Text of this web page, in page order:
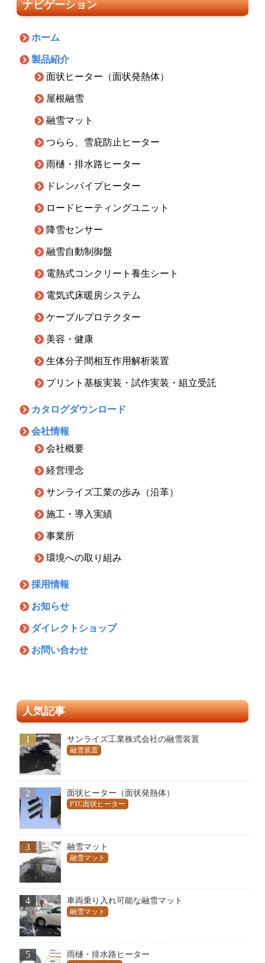
ナビゲーション
ホーム
製品紹介
面状ヒーター（面状発熱体）
屋根融雪
融雪マット
つらら、雪庇防止ヒーター
雨樋・排水路ヒーター
ドレンパイプヒーター
ロードヒーティングユニット
降雪センサー
融雪自動制御盤
電熱式コンクリート養生シート
電気式床暖房システム
ケーブルプロテクター
美容・健康
生体分子間相互作用解析装置
プリント基板実装・試作実装・組立受託
カタログダウンロード
会社情報
会社概要
経営理念
サンライズ工業の歩み（沿革）
施工・導入実績
事業所
環境への取り組み
採用情報
お知らせ
ダイレクトショップ
お問い合わせ
人気記事
1 サンライズ工業株式会社の融雪装置
融雪装置
2 面状ヒーター（面状発熱体）
PTC面状ヒーター
3 融雪マット
融雪マット
4 車両乗り入れ可能な融雪マット
融雪マット
5 雨樋・排水路ヒーター